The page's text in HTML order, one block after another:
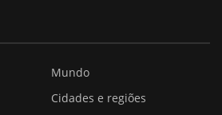
Mundo
Cidades e regiões